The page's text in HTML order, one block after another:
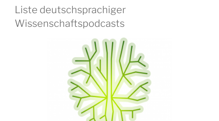
Liste deutschsprachiger
Wissenschaftspodcasts